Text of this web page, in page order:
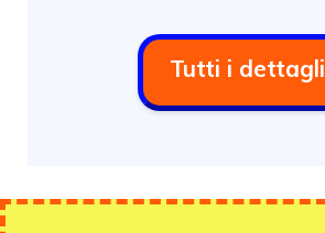
Tutti i dettagli